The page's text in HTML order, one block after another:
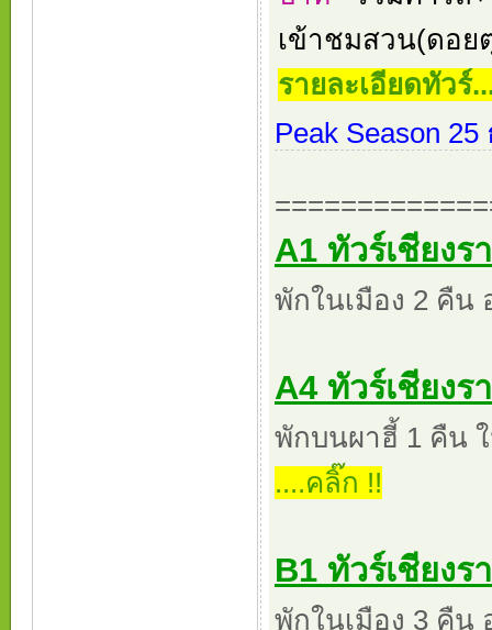
เข้าชมสวน(ดอย
รายละเอียดทัวร์
Peak Season
A1 ทัวร์เชียง
พักในเมือง 2 คืน
A4 ทัวร์เชียง
พักบนผาฮี้ 1 คืน
....คลิ๊ก !!
B1 ทัวร์เชียง
พักในเมือง 3 คืน